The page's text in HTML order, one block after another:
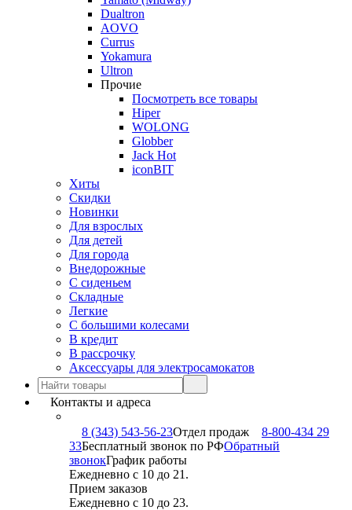
Dualtron
AOVO
Currus
Yokamura
Ultron
Прочие
Посмотреть все товары
Hiper
WOLONG
Globber
Jack Hot
iconBIT
Хиты
Скидки
Новинки
Для взрослых
Для детей
Для города
Внедорожные
С сиденьем
Складные
Легкие
С большими колесами
В кредит
В рассрочку
Аксессуары для электросамокатов
Контакты и адреса
8 (343) 543-56-23Отдел продаж
8-800-434 29
33Бесплатный звонок по РФОбратный
звонокГрафик работы
Ежедневно с 10 до 21.
Прием заказов
Ежедневно с 10 до 23.